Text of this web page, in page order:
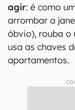
agir: é como
arrombar a
óbvio), rouba o
usa as chaves
apartamentos.